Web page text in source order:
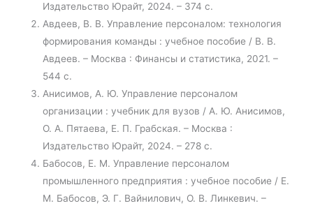
Издательство Юрайт, 2024. – 374 с.
Авдеев, В. В. Управление персоналом: технология
формирования команды : учебное пособие / В. В.
Авдеев. – Москва : Финансы и статистика, 2021. –
544 с.
Анисимов, А. Ю. Управление персоналом
организации : учебник для вузов / А. Ю. Анисимов,
О. А. Пятаева, Е. П. Грабская. – Москва :
Издательство Юрайт, 2024. – 278 с.
Бабосов, Е. М. Управление персоналом
промышленного предприятия : учебное пособие / Е.
М. Бабосов, Э. Г. Вайнилович, О. В. Линкевич. –